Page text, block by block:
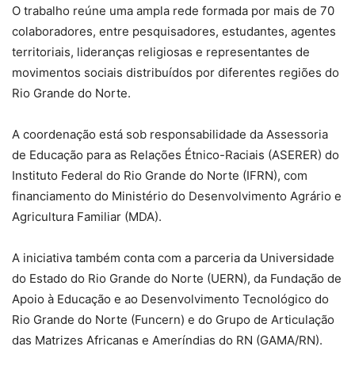
O trabalho reúne uma ampla rede formada por mais de 70
colaboradores, entre pesquisadores, estudantes, agentes
territoriais, lideranças religiosas e representantes de
movimentos sociais distribuídos por diferentes regiões do
Rio Grande do Norte.
A coordenação está sob responsabilidade da Assessoria
de Educação para as Relações Étnico-Raciais (ASERER) do
Instituto Federal do Rio Grande do Norte (IFRN), com
financiamento do Ministério do Desenvolvimento Agrário e
Agricultura Familiar (MDA).
A iniciativa também conta com a parceria da Universidade
do Estado do Rio Grande do Norte (UERN), da Fundação de
Apoio à Educação e ao Desenvolvimento Tecnológico do
Rio Grande do Norte (Funcern) e do Grupo de Articulação
das Matrizes Africanas e Ameríndias do RN (GAMA/RN).